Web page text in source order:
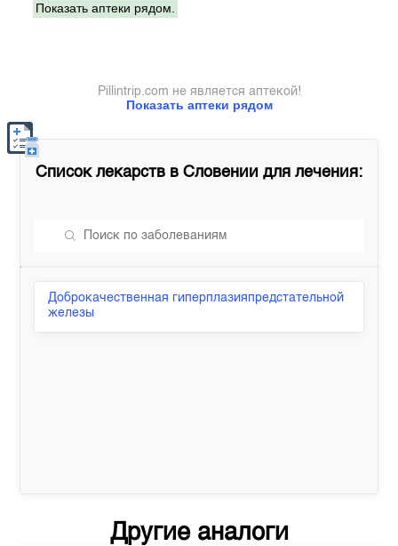
Показать аптеки рядом.
Показать аптеки рядом
Pillintrip.com не является аптекой!
Список лекарств в Словении для лечения:
Доброкачественная гиперплазияпредстательной
железы
Другие аналоги